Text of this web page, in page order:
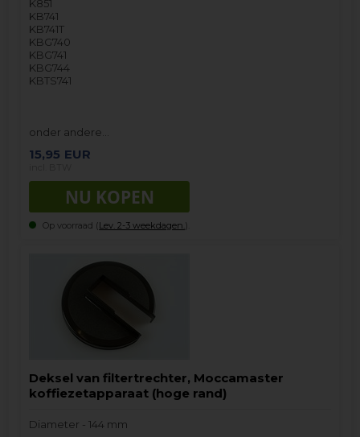
K851
KB741
KB741T
KBG740
KBG741
KBG744
KBTS741
onder andere…
15,95 EUR
Op voorraad (Lev. 2-3 weekdagen. ).
Deksel van filtertrechter, Moccamaster
koffiezetapparaat (hoge rand)
Diameter - 144 mm